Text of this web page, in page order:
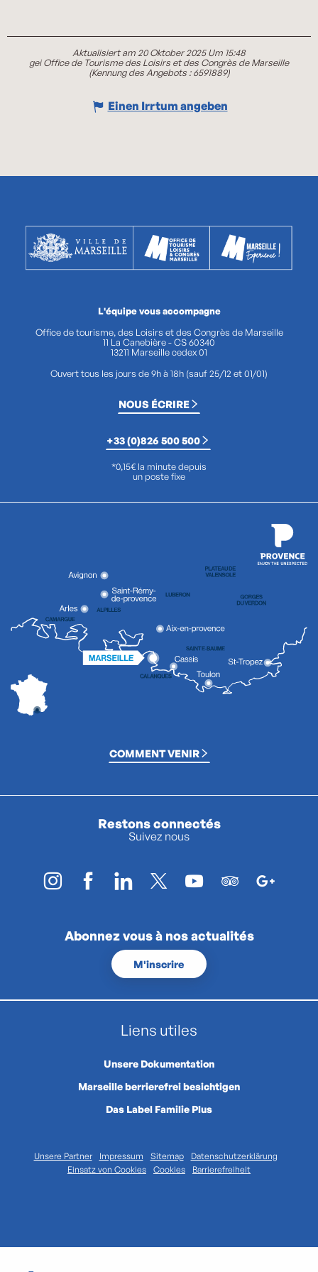
Aktualisiert am 20 Oktober 2025 Um 15:48
gei Office de Tourisme des Loisirs et des Congrès de Marseille
(Kennung des Angebots :6591889)
Einen Irrtum angeben
L'équipe vous accompagne
Office de tourisme, des Loisirs et des Congrès de Marseille
11 La Canebière - CS 60340
13211 Marseille cedex 01
Ouvert tous les jours de 9h à 18h (sauf 25/12 et 01/01)
NOUS ÉCRIRE
+33 (0)826 500 500
*0,15€ la minute depuis
un poste fixe
COMMENT VENIR
Restons connectés
Suivez nous
Abonnez vous à nos actualités
M'inscrire
Liens utiles
Unsere Dokumentation
Marseille berrierefrei besichtigen
Das Label Familie Plus
Unsere Partner Impressum Sitemap
Datenschutzerklärung
Einsatz von Cookies
Cookies Barrierefreiheit